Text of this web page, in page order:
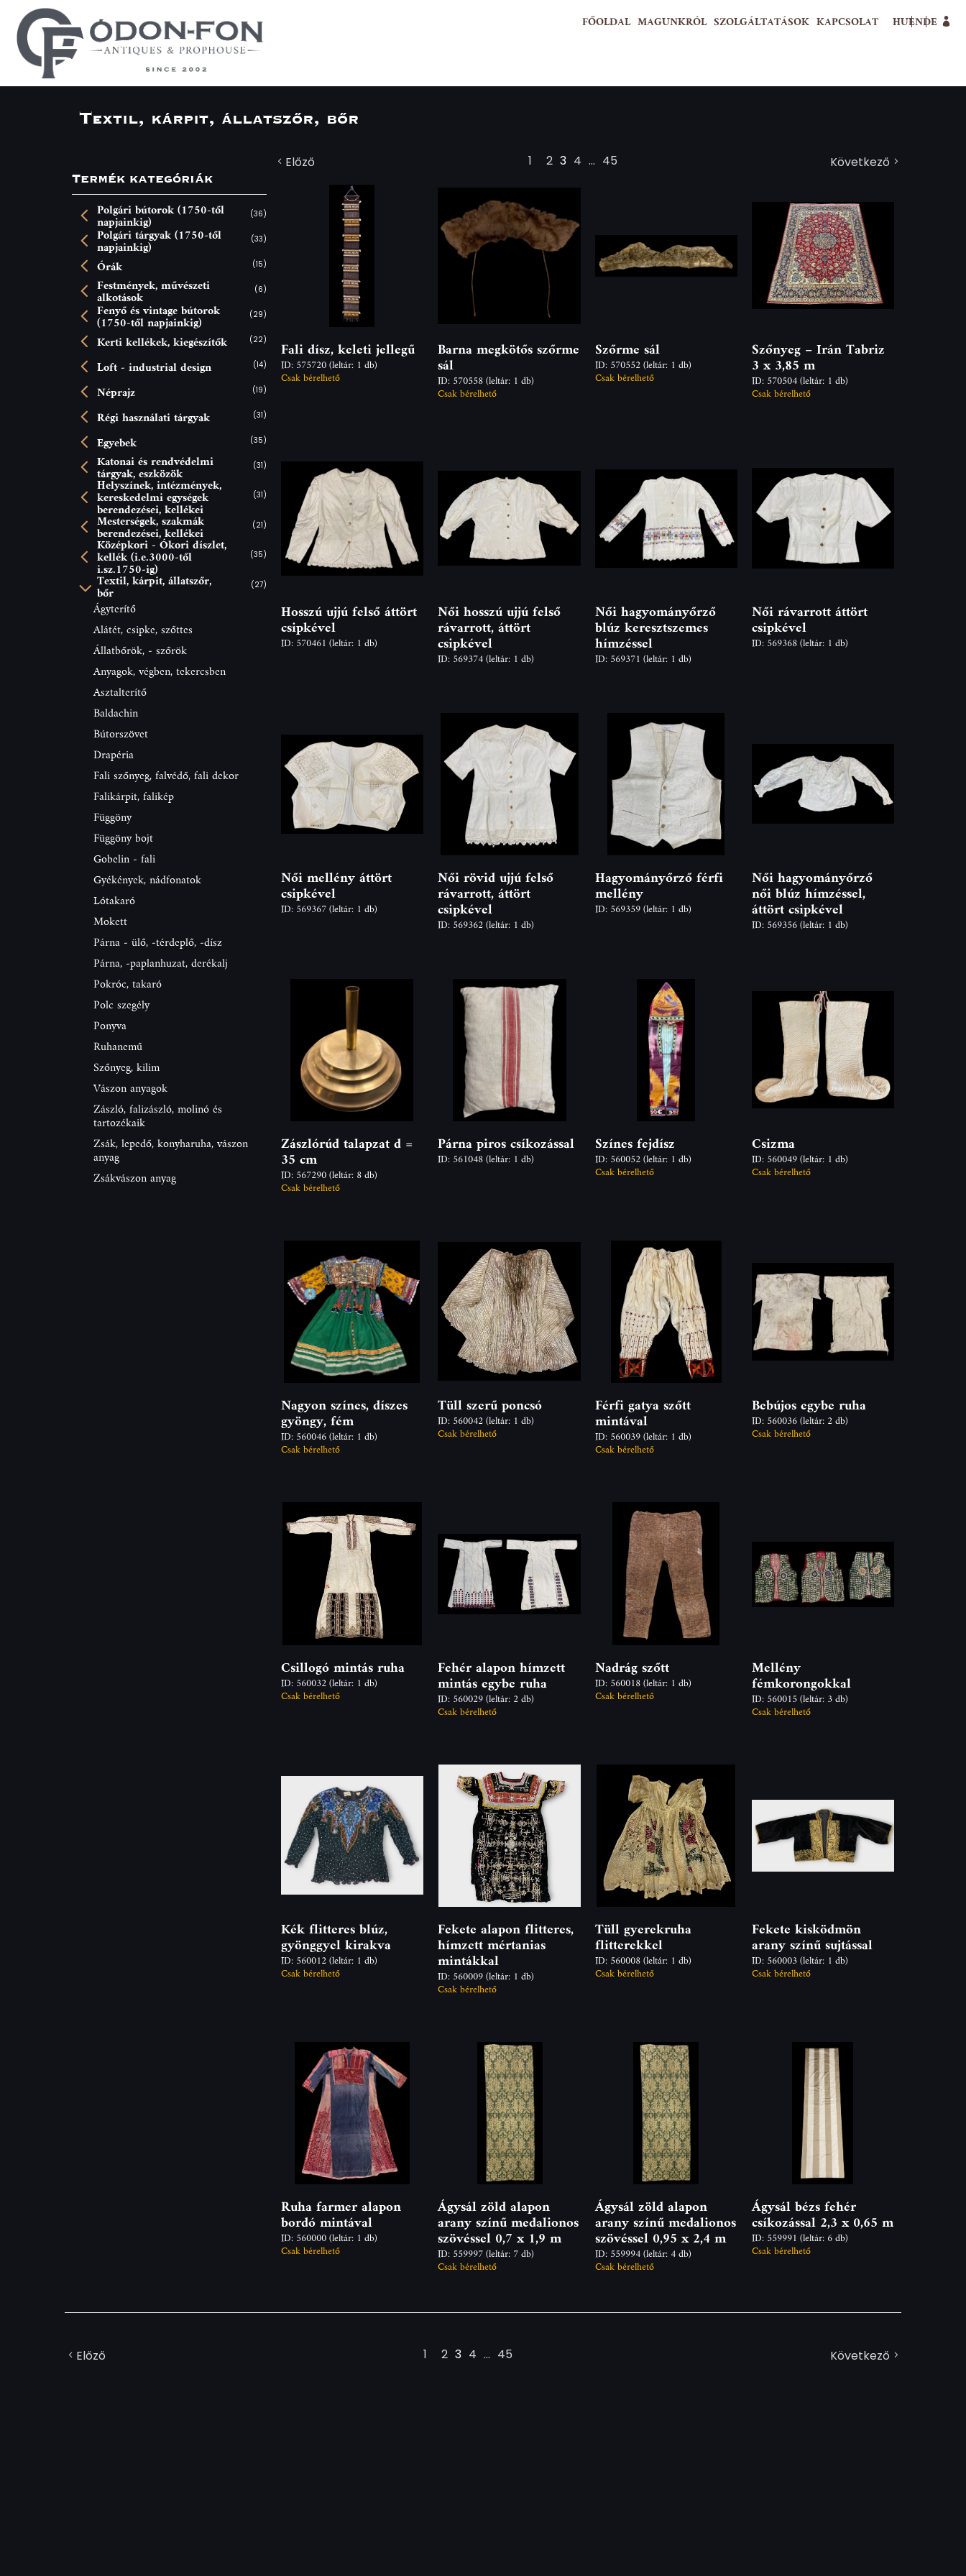
FŐOLDAL MAGUNKRÓL SZOLGÁLTATÁSOK KAPCSOLAT HUENDE
Textil, kárpit, állatszőr, bőr
Termék kategóriák
Polgári bútorok (1750-től
napjainkig) (36)
Polgári tárgyak (1750-től
napjainkig) (33)
Órák (15)
Festmények, művészeti
alkotások (6)
Fenyő és vintage bútorok
(1750-től napjainkig) (29)
Kerti kellékek, kiegészítők (22)
Loft - industrial design (14)
Néprajz (19)
Régi használati tárgyak (31)
Egyebek (35)
Katonai és rendvédelmi
tárgyak, eszközök (31)
Helyszínek, intézmények,
kereskedelmi egységek
berendezései, kellékei
(31)
Mesterségek, szakmák
berendezései, kellékei (21)
Középkori - Ókori díszlet,
kellék (i.e.3000-től
i.sz.1750-ig)
(35)
Textil, kárpit, állatszőr,
bőr (27)
Ágyterítő
Alátét, csipke, szőttes
Állatbőrök, - szőrök
Anyagok, végben, tekercsben
Asztalterítő
Baldachin
Bútorszövet
Drapéria
Fali szőnyeg, falvédő, fali dekor
Falikárpit, falikép
Függöny
Függöny bojt
Gobelin - fali
Gyékények, nádfonatok
Lótakaró
Mokett
Párna - ülő, -térdeplő, -dísz
Párna, -paplanhuzat, derékalj
Pokróc, takaró
Polc szegély
Ponyva
Ruhanemű
Szőnyeg, kilim
Vászon anyagok
Zászló, falizászló, molinó és
tartozékaik
Zsák, lepedő, konyharuha, vászon
anyag
Zsákvászon anyag
Előző 1 2 3 4 ... 45 Következő
Fali dísz, keleti jellegű
ID: 575720(leltár: 1 db)
Csak bérelhető
Barna megkötős szőrme
sál
ID: 570558(leltár: 1 db)
Csak bérelhető
Szőrme sál
ID: 570552(leltár: 1 db)
Csak bérelhető
Szőnyeg – Irán Tabriz
3 x 3,85 m
ID: 570504(leltár: 1 db)
Csak bérelhető
Hosszú ujjú felső áttört
csipkével
ID: 570461 (leltár: 1 db)
Női hosszú ujjú felső
rávarrott, áttört
csipkével
ID: 569374(leltár: 1 db)
Női hagyományőrző
blúz keresztszemes
hímzéssel
ID: 569371 (leltár: 1 db)
Női rávarrott áttört
csipkével
ID: 569368(leltár: 1 db)
Női mellény áttört
csipkével
ID: 569367(leltár: 1 db)
Női rövid ujjú felső
rávarrott, áttört
csipkével
ID: 569362(leltár: 1 db)
Hagyományőrző férfi
mellény
ID: 569359(leltár: 1 db)
Női hagyományőrző
női blúz hímzéssel,
áttört csipkével
ID: 569356(leltár: 1 db)
Zászlórúd talapzat d =
35 cm
ID: 567290(leltár: 8 db)
Csak bérelhető
Párna piros csíkozással
ID: 561048(leltár: 1 db)
Színes fejdísz
ID: 560052(leltár: 1 db)
Csak bérelhető
Csizma
ID: 560049(leltár: 1 db)
Csak bérelhető
Nagyon színes, díszes
gyöngy, fém
ID: 560046(leltár: 1 db)
Csak bérelhető
Tüll szerű poncsó
ID: 560042(leltár: 1 db)
Csak bérelhető
Férfi gatya szőtt
mintával
ID: 560039(leltár: 1 db)
Csak bérelhető
Bebújos egybe ruha
ID: 560036(leltár: 2 db)
Csak bérelhető
Csillogó mintás ruha
ID: 560032(leltár: 1 db)
Csak bérelhető
Fehér alapon hímzett
mintás egybe ruha
ID: 560029(leltár: 2 db)
Csak bérelhető
Nadrág szőtt
ID: 560018(leltár: 1 db)
Csak bérelhető
Mellény
fémkorongokkal
ID: 560015(leltár: 3 db)
Csak bérelhető
Kék flitteres blúz,
gyönggyel kirakva
ID: 560012(leltár: 1 db)
Csak bérelhető
Fekete alapon flitteres,
hímzett mértanias
mintákkal
ID: 560009(leltár: 1 db)
Csak bérelhető
Tüll gyerekruha
flitterekkel
ID: 560008(leltár: 1 db)
Csak bérelhető
Fekete kisködmön
arany színű sujtással
ID: 560003(leltár: 1 db)
Csak bérelhető
Ruha farmer alapon
bordó mintával
ID: 560000(leltár: 1 db)
Csak bérelhető
Ágysál zöld alapon
arany színű medalionos
szövéssel 0,7 x 1,9 m
ID: 559997(leltár: 7 db)
Csak bérelhető
Ágysál zöld alapon
arany színű medalionos
szövéssel 0,95 x 2,4 m
ID: 559994(leltár: 4 db)
Csak bérelhető
Ágysál bézs fehér
csíkozással 2,3 x 0,65 m
ID: 559991 (leltár: 6 db)
Csak bérelhető
Előző 1 2 3 4 ... 45 Következő
Süti preferenciák